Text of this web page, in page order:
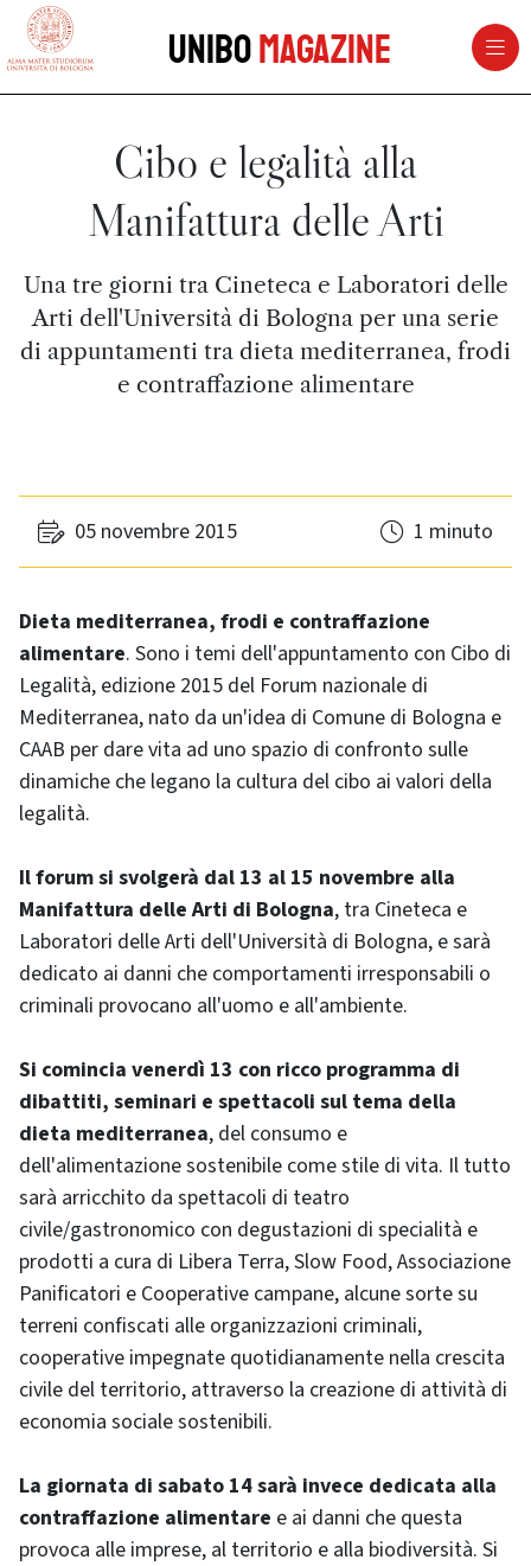
vai al contenuto della pagina
UniboMagazine
Cibo e legalità alla
Manifattura delle Arti
Una tre giorni tra Cineteca e Laboratori delle
Arti dell'Università di Bologna per una serie
di appuntamenti tra dieta mediterranea, frodi
e contraffazione alimentare
05 novembre 2015 1 minuto
Dieta mediterranea, frodi e contraffazione
alimentare. Sono i temi dell'appuntamento con Cibo di
Legalità, edizione 2015 del Forum nazionale di
Mediterranea, nato da un'idea di Comune di Bologna e
CAAB per dare vita ad uno spazio di confronto sulle
dinamiche che legano la cultura del cibo ai valori della
legalità.
Il forum si svolgerà dal 13 al 15 novembre alla
Manifattura delle Arti di Bologna, tra Cineteca e
Laboratori delle Arti dell'Università di Bologna, e sarà
dedicato ai danni che comportamenti irresponsabili o
criminali provocano all'uomo e all'ambiente.
Si comincia venerdì 13 con ricco programma di
dibattiti, seminari e spettacoli sul tema della
dieta mediterranea, del consumo e
dell'alimentazione sostenibile come stile di vita. Il tutto
sarà arricchito da spettacoli di teatro
civile/gastronomico con degustazioni di specialità e
prodotti a cura di Libera Terra, Slow Food, Associazione
Panificatori e Cooperative campane, alcune sorte su
terreni confiscati alle organizzazioni criminali,
cooperative impegnate quotidianamente nella crescita
civile del territorio, attraverso la creazione di attività di
economia sociale sostenibili.
La giornata di sabato 14 sarà invece dedicata alla
contraffazione alimentare e ai danni che questa
provoca alle imprese, al territorio e alla biodiversità. Si